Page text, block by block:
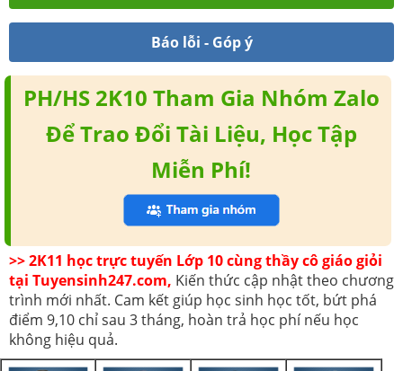
Báo lỗi - Góp ý
PH/HS 2K10 Tham Gia Nhóm Zalo
Để Trao Đổi Tài Liệu, Học Tập
Miễn Phí!
>> 2K11 học trực tuyến Lớp 10 cùng thầy cô giáo giỏi
tại Tuyensinh247.com, Kiến thức cập nhật theo chương
trình mới nhất. Cam kết giúp học sinh học tốt, bứt phá
điểm 9,10 chỉ sau 3 tháng, hoàn trả học phí nếu học
không hiệu quả.